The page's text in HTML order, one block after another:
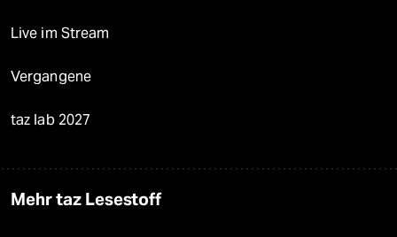
Live im Stream
Vergangene
taz lab 2027
Mehr taz Lesestoff